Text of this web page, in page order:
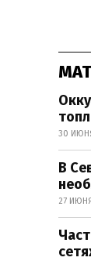
30
В
27